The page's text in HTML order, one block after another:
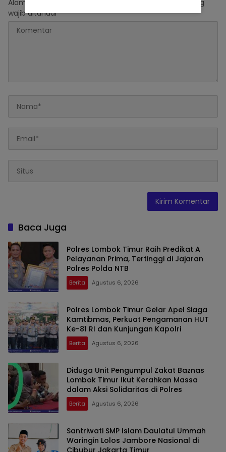
Alamat email Anda tidak akan dipublikasikan.
Ruas yang
wajib ditandai*
Baca Juga
Polres Lombok Timur Raih Predikat A
Pelayanan Prima, Tertinggi di Jajaran
Polres Polda NTB
Berita Agustus 6, 2026
Polres Lombok Timur Gelar Apel Siaga
Kamtibmas, Perkuat Pengamanan HUT
Ke-81 RI dan Kunjungan Kapolri
Berita Agustus 6, 2026
Diduga Unit Pengumpul Zakat Baznas
Lombok Timur Ikut Kerahkan Massa
dalam Aksi Solidaritas di Polres
Berita Agustus 6, 2026
Santriwati SMP Islam Daulatul Ummah
Waringin Lolos Jambore Nasional di
Cibubur Jakarta Timur